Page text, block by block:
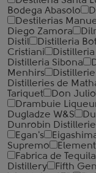
Bodega Abasolo
Destilerias
Diego Zamora
Distil
Distilleria
Cristiani
Distilleria Sibona
Menhirs
Distilleries de
Tariquet
Don Julio
Drambuie
Dugladze W&S
Dunrobin
Egan's
Supremo
Fabrica de
Distillery
Fifth